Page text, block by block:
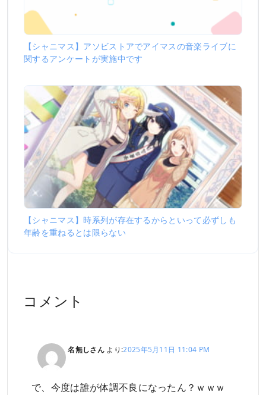
【シャニマス】アソビストアでアイマスの音楽ライブに
関するアンケートが実施中です
【シャニマス】時系列が存在するからといって必ずしも
年齢を重ねるとは限らない
コメント
名無しさん より:2025年5月11日 11:04 PM
で、今度は誰が体調不良になったん？ｗｗｗ